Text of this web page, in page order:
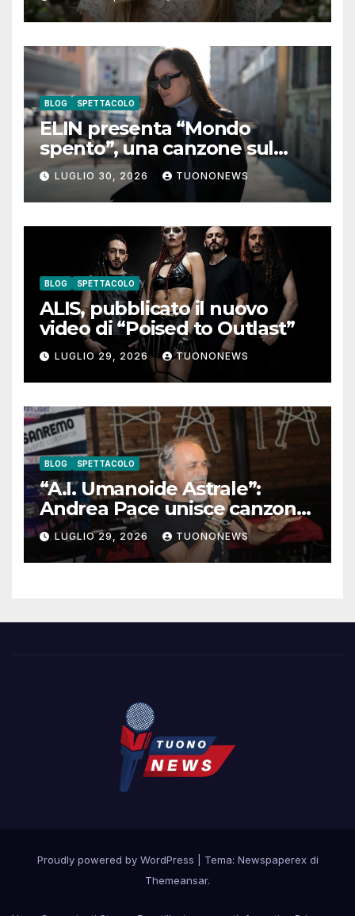
guarda”
BLOG SPETTACOLO
ELIN presenta “Mondo
spento”, una canzone sul
coraggio di lasciare andare i
pensieri negativi
LUGLIO 30, 2026 TUONONEWS
BLOG SPETTACOLO
ALIS, pubblicato il nuovo
video di “Poised to Outlast”
LUGLIO 29, 2026 TUONONEWS
BLOG SPETTACOLO
“A.I. Umanoide Astrale”:
Andrea Pace unisce canzone
d’autore e ricerca
contemporanea
LUGLIO 29, 2026 TUONONEWS
Proudly powered by WordPress
Tema: Newspaperex di
Themeansar.